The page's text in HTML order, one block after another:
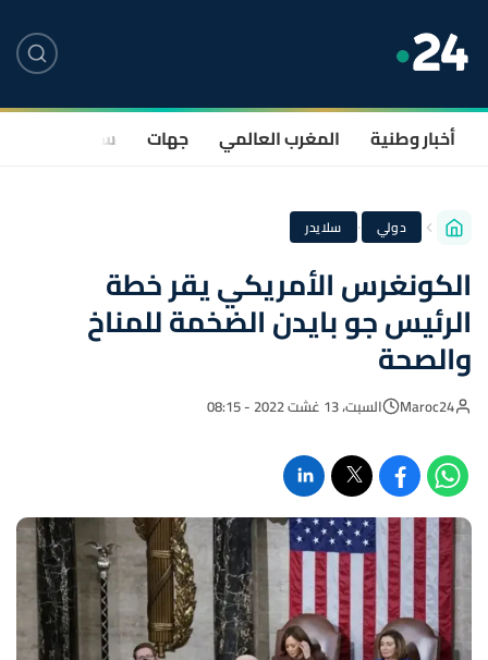
أخبار وطنية المغرب العالمي جهات سياسة
دولي · سلايدر
الكونغرس الأمريكي يقر خطة
الرئيس جو بايدن الضخمة للمناخ
والصحة
Maroc24 السبت، 13 غشت 2022 - 08:15